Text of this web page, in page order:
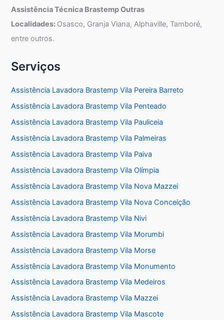
Assistência Técnica Brastemp Outras
Localidades: Osasco, Granja Viana, Alphaville, Tamboré,
entre outros.
Serviços
Assistência Lavadora Brastemp Vila Pereira Barreto
Assistência Lavadora Brastemp Vila Penteado
Assistência Lavadora Brastemp Vila Pauliceia
Assistência Lavadora Brastemp Vila Palmeiras
Assistência Lavadora Brastemp Vila Paiva
Assistência Lavadora Brastemp Vila Olímpia
Assistência Lavadora Brastemp Vila Nova Mazzei
Assistência Lavadora Brastemp Vila Nova Conceição
Assistência Lavadora Brastemp Vila Nivi
Assistência Lavadora Brastemp Vila Morumbi
Assistência Lavadora Brastemp Vila Morse
Assistência Lavadora Brastemp Vila Monumento
Assistência Lavadora Brastemp Vila Medeiros
Assistência Lavadora Brastemp Vila Mazzei
Assistência Lavadora Brastemp Vila Mascote